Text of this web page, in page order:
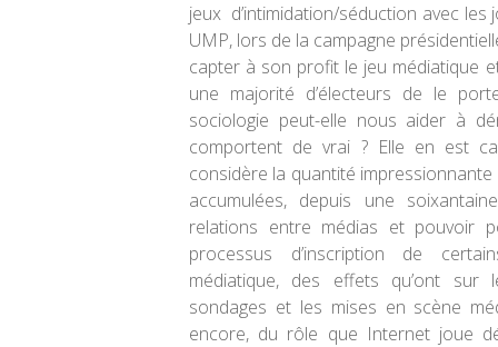
jeux d’intimidation/séduction avec les
UMP, lors de la campagne
capter à son profit le jeu médiatique
une majorité d’électeurs de le
sociologie peut-elle nous aider à
comportent de vrai ? Elle en est
considère la quantité impressionnante
accumulées, depuis une
relations entre médias et pouvoir
processus d’inscription de
médiatique, des effets qu’ont
sondages et les mises en scène
encore, du rôle que Internet joue